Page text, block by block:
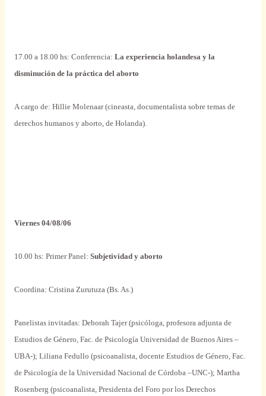
17.00 a 18.00 hs: Conferencia: La experiencia holandesa y la
disminución de la práctica del aborto
A cargo de: Hillie Molenaar (cineasta, documentalista sobre temas de
derechos humanos y aborto, de Holanda).
Viernes 04/08/06
10.00 hs: Primer Panel: Subjetividad y aborto
Coordina: Cristina Zurutuza (Bs. As.)
Panelistas invitadas: Deborah Tajer (psicóloga, profesora adjunta de
Estudios de Género, Fac. de Psicología Universidad de Buenos Aires –
UBA-); Liliana Fedullo (psicoanalista, docente Estudios de Género, Fac.
de Psicología de la Universidad Nacional de Córdoba –UNC-); Martha
Rosenberg (psicoanalista, Presidenta del Foro por los Derechos